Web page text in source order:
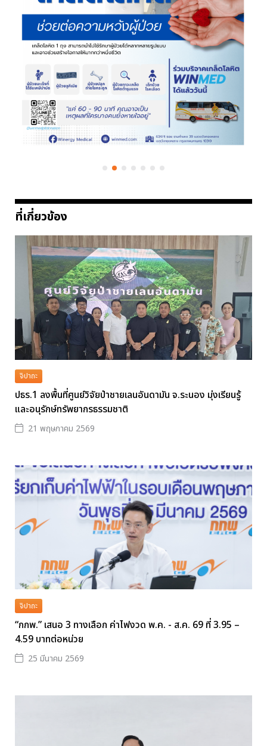
ที่เกี่ยวข้อง
จิปาถะ
ปธร.1 ลงพื้นที่ศูนย์วิจัยป่าชายเลนอันดามัน จ.ระนอง มุ่งเรียนรู้
และอนุรักษ์ทรัพยากรธรรมชาติ
21 พฤษภาคม 2569
จิปาถะ
“กกพ.” เสนอ 3 ทางเลือก ค่าไฟงวด พ.ค. - ส.ค. 69 ที่ 3.95 –
4.59 บาทต่อหน่วย
25 มีนาคม 2569